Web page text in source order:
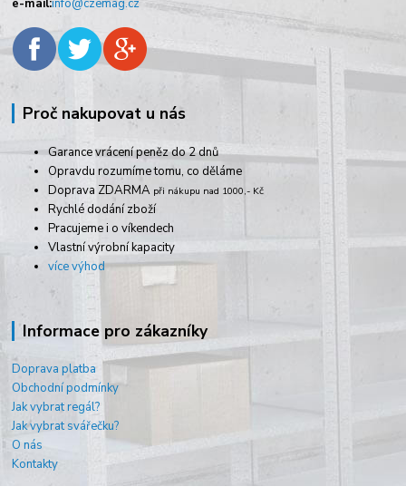
e-mail:info@czemag.cz
Proč nakupovat u nás
Garance vrácení peněz do 2 dnů
Opravdu rozumíme tomu, co děláme
Doprava ZDARMA při nákupu nad 1000,- Kč
Rychlé dodání zboží
Pracujeme i o víkendech
Vlastní výrobní kapacity
více výhod
Informace pro zákazníky
Doprava platba
Obchodní podmínky
Jak vybrat regál?
Jak vybrat svářečku?
O nás
Kontakty